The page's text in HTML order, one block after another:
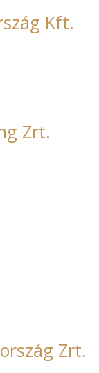
Kft.
Zrt.
Zrt.